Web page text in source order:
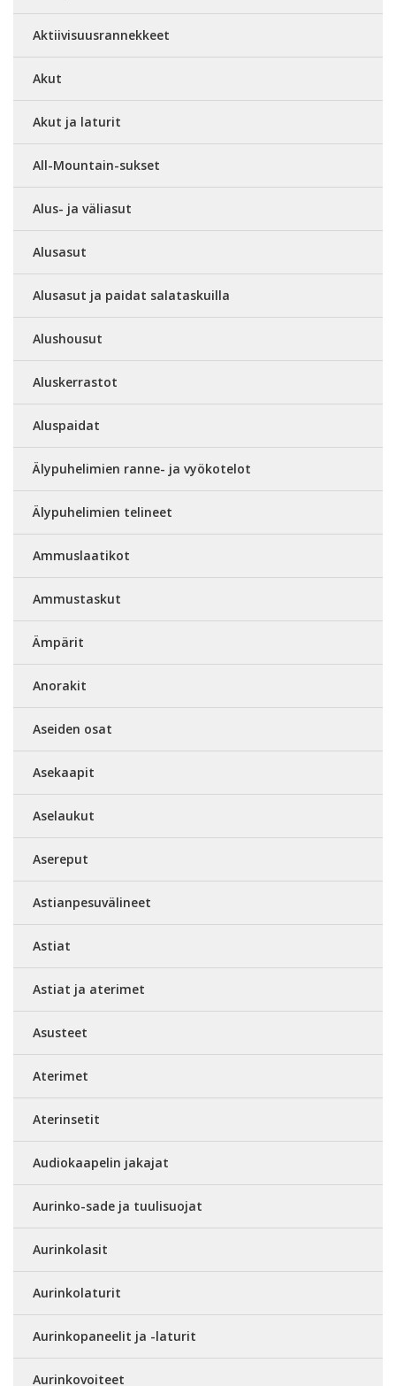
Aktiivisuusrannekkeet
Akut
Akut ja laturit
All-Mountain-sukset
Alus- ja väliasut
Alusasut
Alusasut ja paidat salataskuilla
Alushousut
Aluskerrastot
Aluspaidat
Älypuhelimien ranne- ja vyökotelot
Älypuhelimien telineet
Ammuslaatikot
Ammustaskut
Ämpärit
Anorakit
Aseiden osat
Asekaapit
Aselaukut
Asereput
Astianpesuvälineet
Astiat
Astiat ja aterimet
Asusteet
Aterimet
Aterinsetit
Audiokaapelin jakajat
Aurinko-sade ja tuulisuojat
Aurinkolasit
Aurinkolaturit
Aurinkopaneelit ja -laturit
Aurinkovoiteet